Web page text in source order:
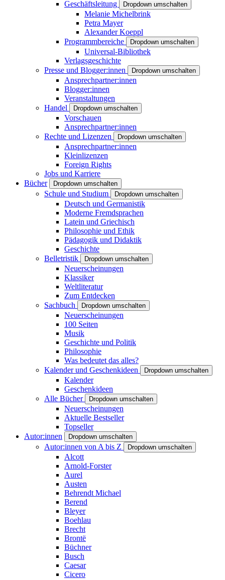
Geschäftsleitung Dropdown umschalten
Melanie Michelbrink
Petra Mayer
Alexander Koeppl
Programmbereiche
Dropdown umschalten
Universal-Bibliothek
Verlagsgeschichte
Presse und Blogger:innen
Dropdown umschalten
Ansprechpartner:innen
Blogger:innen
Veranstaltungen
Handel
Dropdown umschalten
Vorschauen
Ansprechpartner:innen
Rechte und Lizenzen
Dropdown umschalten
Ansprechpartner:innen
Kleinlizenzen
Foreign Rights
Jobs und Karriere
Bücher
Dropdown umschalten
Schule und Studium Dropdown umschalten
Deutsch und Germanistik
Moderne Fremdsprachen
Latein und Griechisch
Philosophie und Ethik
Pädagogik und Didaktik
Geschichte
Belletristik
Dropdown umschalten
Neuerscheinungen
Klassiker
Weltliteratur
Zum Entdecken
Sachbuch
Dropdown umschalten
Neuerscheinungen
100 Seiten
Musik
Geschichte und Politik
Philosophie
Was bedeutet das alles?
Kalender und Geschenkideen
Dropdown umschalten
Kalender
Geschenkideen
Alle Bücher
Dropdown umschalten
Neuerscheinungen
Aktuelle Bestseller
Topseller
Autor:innen
Dropdown umschalten
Autor:innen von A bis Z Dropdown umschalten
Alcott
Arnold-Forster
Aurel
Austen
Behrendt Michael
Berend
Bleyer
Boehlau
Brecht
Brontë
Büchner
Busch
Caesar
Cicero